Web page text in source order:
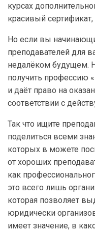
курсах
красивый сертификат,
Но если вы
преподавателей для
недалёком будущем.
получить профессию
и даёт право на
соответствии с
Так что ищите
поделиться всеми
которых в можете
от хороших
как
это всего лишь
которая позволяет
юридически
имеет значение, в